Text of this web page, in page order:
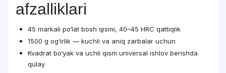
afzalliklari
45 markali po‘lat bosh qismi, 40–45 HRC qattiqlik
1500 g og‘irlik — kuchli va aniq zarbalar uchun
Kvadrat bo‘yak va uchli qism universal ishlov berishda
qulay